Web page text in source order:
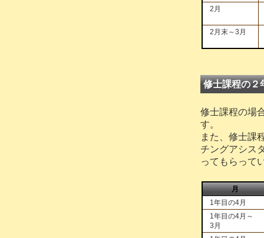
2月
2月末～3月
修士課程の２
修士課程の場
す。
また、修士課
チングアシス
ってもらって
月
1年目の4月
1年目の4月～
3月